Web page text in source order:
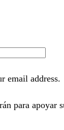
email address.
para